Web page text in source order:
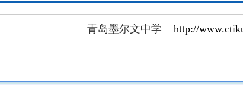
青岛墨尔文中学 http://